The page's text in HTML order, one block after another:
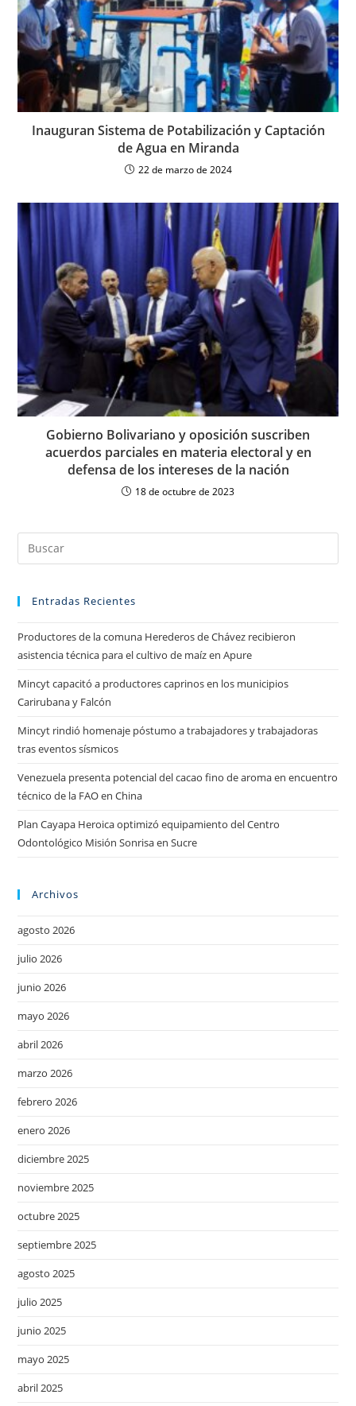
Inauguran Sistema de Potabilización y Captación
de Agua en Miranda
22 de marzo de 2024
Gobierno Bolivariano y oposición suscriben
acuerdos parciales en materia electoral y en
defensa de los intereses de la nación
18 de octubre de 2023
Entradas Recientes
Productores de la comuna Herederos de Chávez recibieron
asistencia técnica para el cultivo de maíz en Apure
Mincyt capacitó a productores caprinos en los municipios
Carirubana y Falcón
Mincyt rindió homenaje póstumo a trabajadores y trabajadoras
tras eventos sísmicos
Venezuela presenta potencial del cacao fino de aroma en encuentro
técnico de la FAO en China
Plan Cayapa Heroica optimizó equipamiento del Centro
Odontológico Misión Sonrisa en Sucre
Archivos
agosto 2026
julio 2026
junio 2026
mayo 2026
abril 2026
marzo 2026
febrero 2026
enero 2026
diciembre 2025
noviembre 2025
octubre 2025
septiembre 2025
agosto 2025
julio 2025
junio 2025
mayo 2025
abril 2025